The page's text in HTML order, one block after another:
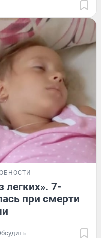
легких». 7-
при смерти